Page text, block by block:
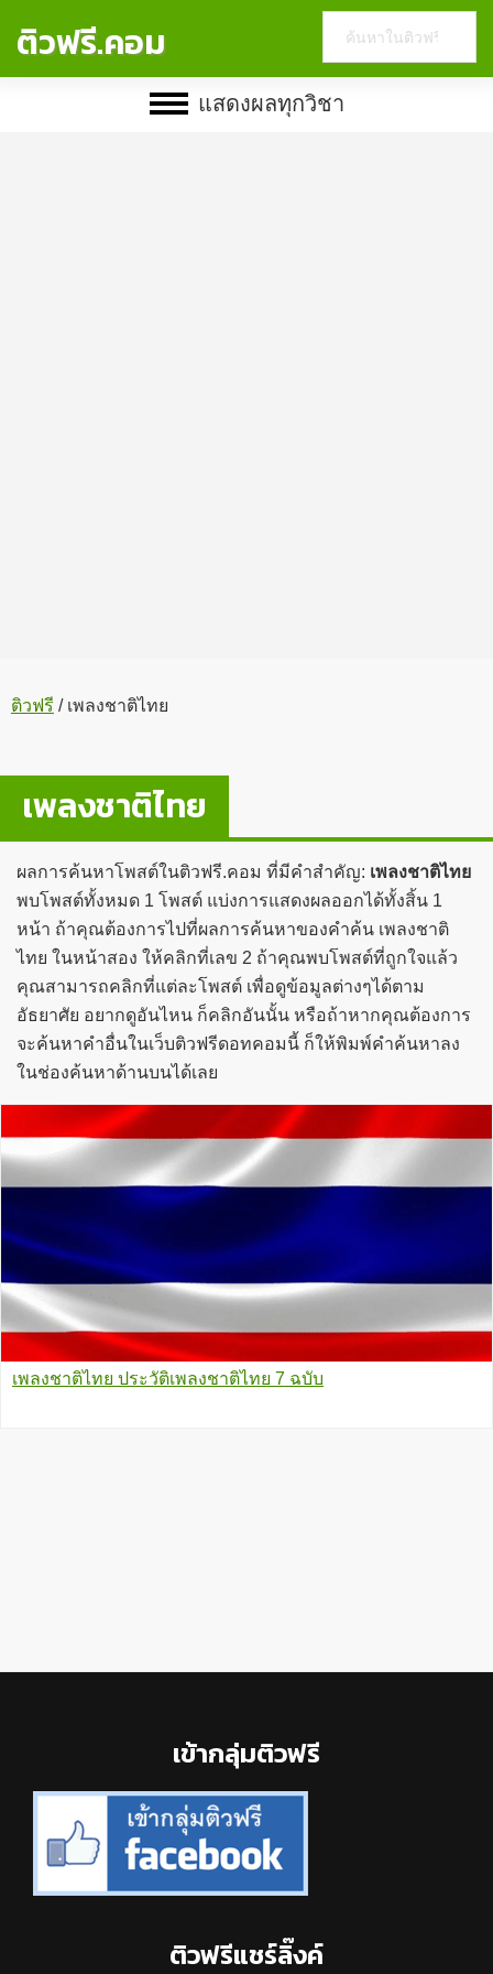
ติวฟรี.คอม
website
แสดงผลทุกวิชา
ติวฟรี /เพลงชาติไทย
เพลงชาติไทย
ผลการค้นหาโพสต์ในติวฟรี.คอม ที่มีคำสำคัญ: เพลงชาติไทย
พบโพสต์ทั้งหมด 1 โพสต์ แบ่งการแสดงผลออกได้ทั้งสิ้น 1
หน้า ถ้าคุณต้องการไปที่ผลการค้นหาของคำค้น เพลงชาติ
ไทย ในหน้าสอง ให้คลิกที่เลข 2 ถ้าคุณพบโพสต์ที่ถูกใจแล้ว
คุณสามารถคลิกที่แต่ละโพสต์ เพื่อดูข้อมูลต่างๆได้ตาม
อัธยาศัย อยากดูอันไหน ก็คลิกอันนั้น หรือถ้าหากคุณต้องการ
จะค้นหาคำอื่นในเว็บติวฟรีดอทคอมนี้ ก็ให้พิมพ์คำค้นหาลง
ในช่องค้นหาด้านบนได้เลย
เพลงชาติไทย ประวัติเพลงชาติไทย 7 ฉบับ
เข้ากลุ่มติวฟรี
ติวฟรีแชร์ลิ๊งค์